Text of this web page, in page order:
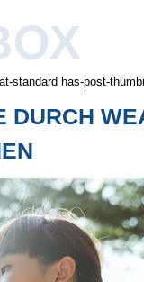
has-post-
DURCH